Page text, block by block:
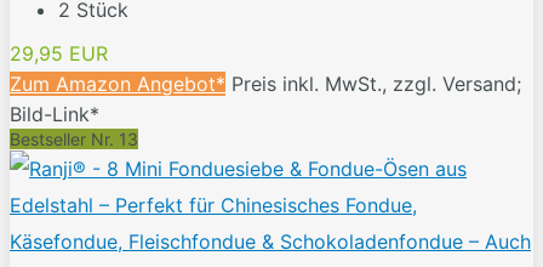
2 Stück
29,95 EUR
Zum Amazon Angebot* Preis inkl. MwSt., zzgl. Versand;
Bild-Link*
Bestseller Nr. 13